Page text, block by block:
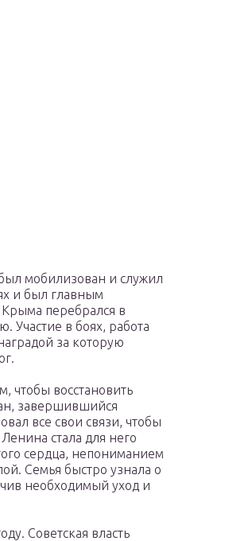
мобилизован и служил
и был главным
перебрался в
Участие в боях, работа
за которую
чтобы восстановить
завершившийся
все свои связи, чтобы
стала для него
сердца, непониманием
Семья быстро узнала о
необходимый уход и
Советская власть